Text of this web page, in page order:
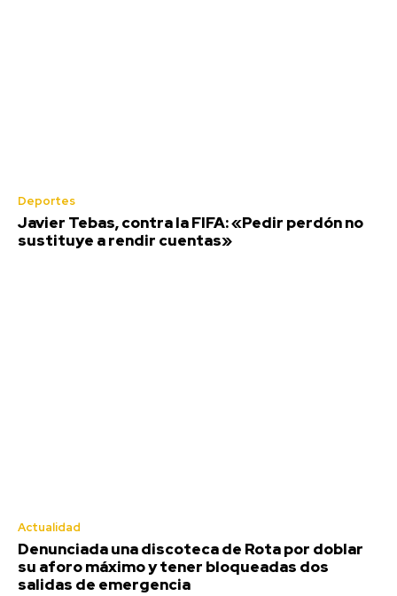
Deportes
Javier Tebas, contra la FIFA: «Pedir perdón no
sustituye a rendir cuentas»
Actualidad
Denunciada una discoteca de Rota por doblar
su aforo máximo y tener bloqueadas dos
salidas de emergencia